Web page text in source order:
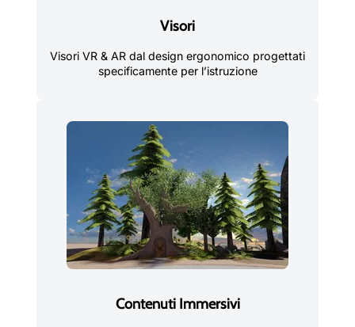
Visori
Visori VR & AR dal design ergonomico progettati
specificamente per l’istruzione
Contenuti Immersivi